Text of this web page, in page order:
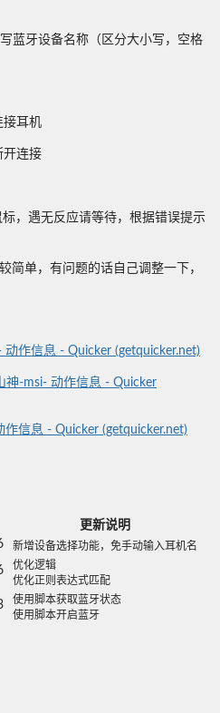
牙设备名称（区分大小写，空格
耳机
连接
遇无反应请等待，根据错误提示
单，有问题的话自己调整一下，
作信息 - Quicker (getquicker.net)
神-msi- 动作信息 - Quicker
信息 - Quicker (getquicker.net)
更新说明
新增设备选择功能，免手动输入耳机名
优化逻辑
优化正则表达式匹配
使用脚本获取蓝牙状态
使用脚本开启蓝牙